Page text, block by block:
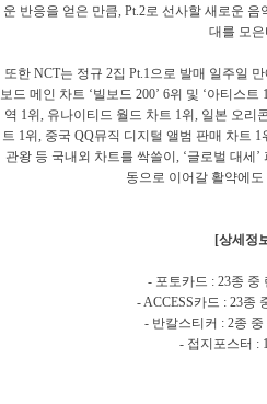
운 반응을 얻은 만큼, Pt.2로 선사할 새로운
대를 모은
또한 NCT는 정규 2집 Pt.1으로 발매 일주일
보드 메인 차트 ‘빌보드 200’ 6위 및 ‘아티스트
역 1위, 유나이티드 월드 차트 1위, 일본 오리
트 1위, 중국 QQ뮤직 디지털 앨범 판매 차트
관왕 등 국내외 차트를 싹쓸이, ‘글로벌 대세
동으로 이어갈 활약에
[상세정
- 포토카드 : 23종 중
- ACCESS카드 : 23종
- 반칼스티커 : 2종
- 접지포스터 :